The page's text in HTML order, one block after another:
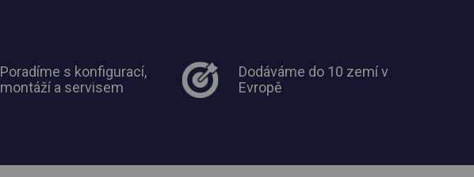
Poradíme s konfigurací,
montáží a servisem
Dodáváme do 10 zemí v
Evropě